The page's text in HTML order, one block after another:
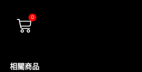
0
相關商品